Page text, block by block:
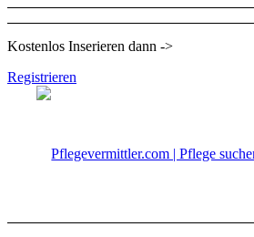
Kostenlos Inserieren dann ->
Registrieren